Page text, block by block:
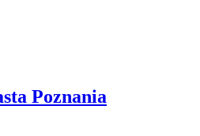
Poznania